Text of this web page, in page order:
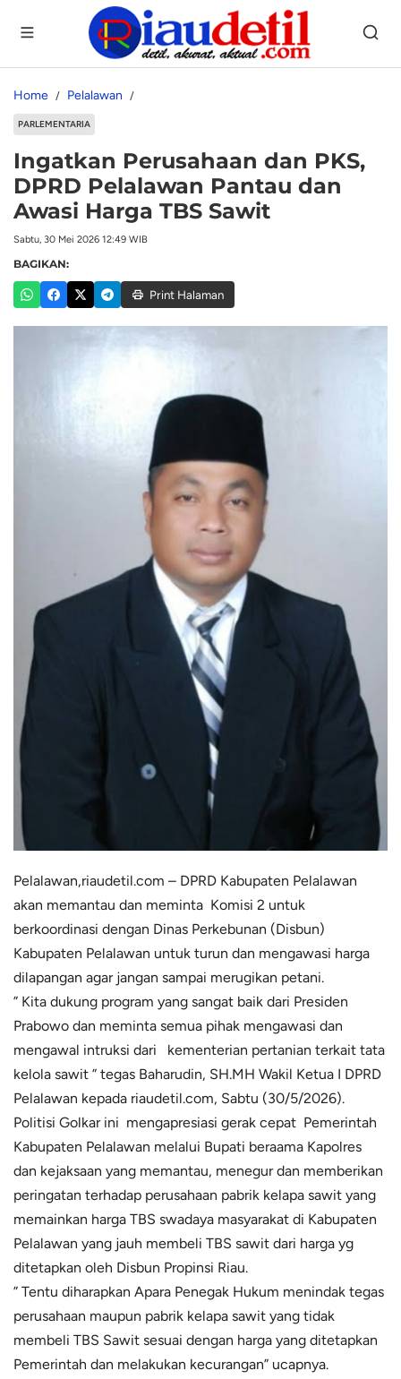
Home Pelalawan
PARLEMENTARIA
Ingatkan Perusahaan dan PKS,
DPRD Pelalawan Pantau dan
Awasi Harga TBS Sawit
Sabtu, 30 Mei 2026 12:49 WIB
BAGIKAN:
Print Halaman
Pelalawan,riaudetil.com – DPRD Kabupaten Pelalawan
akan memantau dan meminta Komisi 2 untuk
berkoordinasi dengan Dinas Perkebunan (Disbun)
Kabupaten Pelalawan untuk turun dan mengawasi harga
dilapangan agar jangan sampai merugikan petani.
” Kita dukung program yang sangat baik dari Presiden
Prabowo dan meminta semua pihak mengawasi dan
mengawal intruksi dari kementerian pertanian terkait tata
kelola sawit ” tegas Baharudin, SH.MH Wakil Ketua I DPRD
Pelalawan kepada riaudetil.com, Sabtu (30/5/2026).
Politisi Golkar ini mengapresiasi gerak cepat Pemerintah
Kabupaten Pelalawan melalui Bupati beraama Kapolres
dan kejaksaan yang memantau, menegur dan memberikan
peringatan terhadap perusahaan pabrik kelapa sawit yang
memainkan harga TBS swadaya masyarakat di Kabupaten
Pelalawan yang jauh membeli TBS sawit dari harga yg
ditetapkan oleh Disbun Propinsi Riau.
” Tentu diharapkan Apara Penegak Hukum menindak tegas
perusahaan maupun pabrik kelapa sawit yang tidak
membeli TBS Sawit sesuai dengan harga yang ditetapkan
Pemerintah dan melakukan kecurangan” ucapnya.